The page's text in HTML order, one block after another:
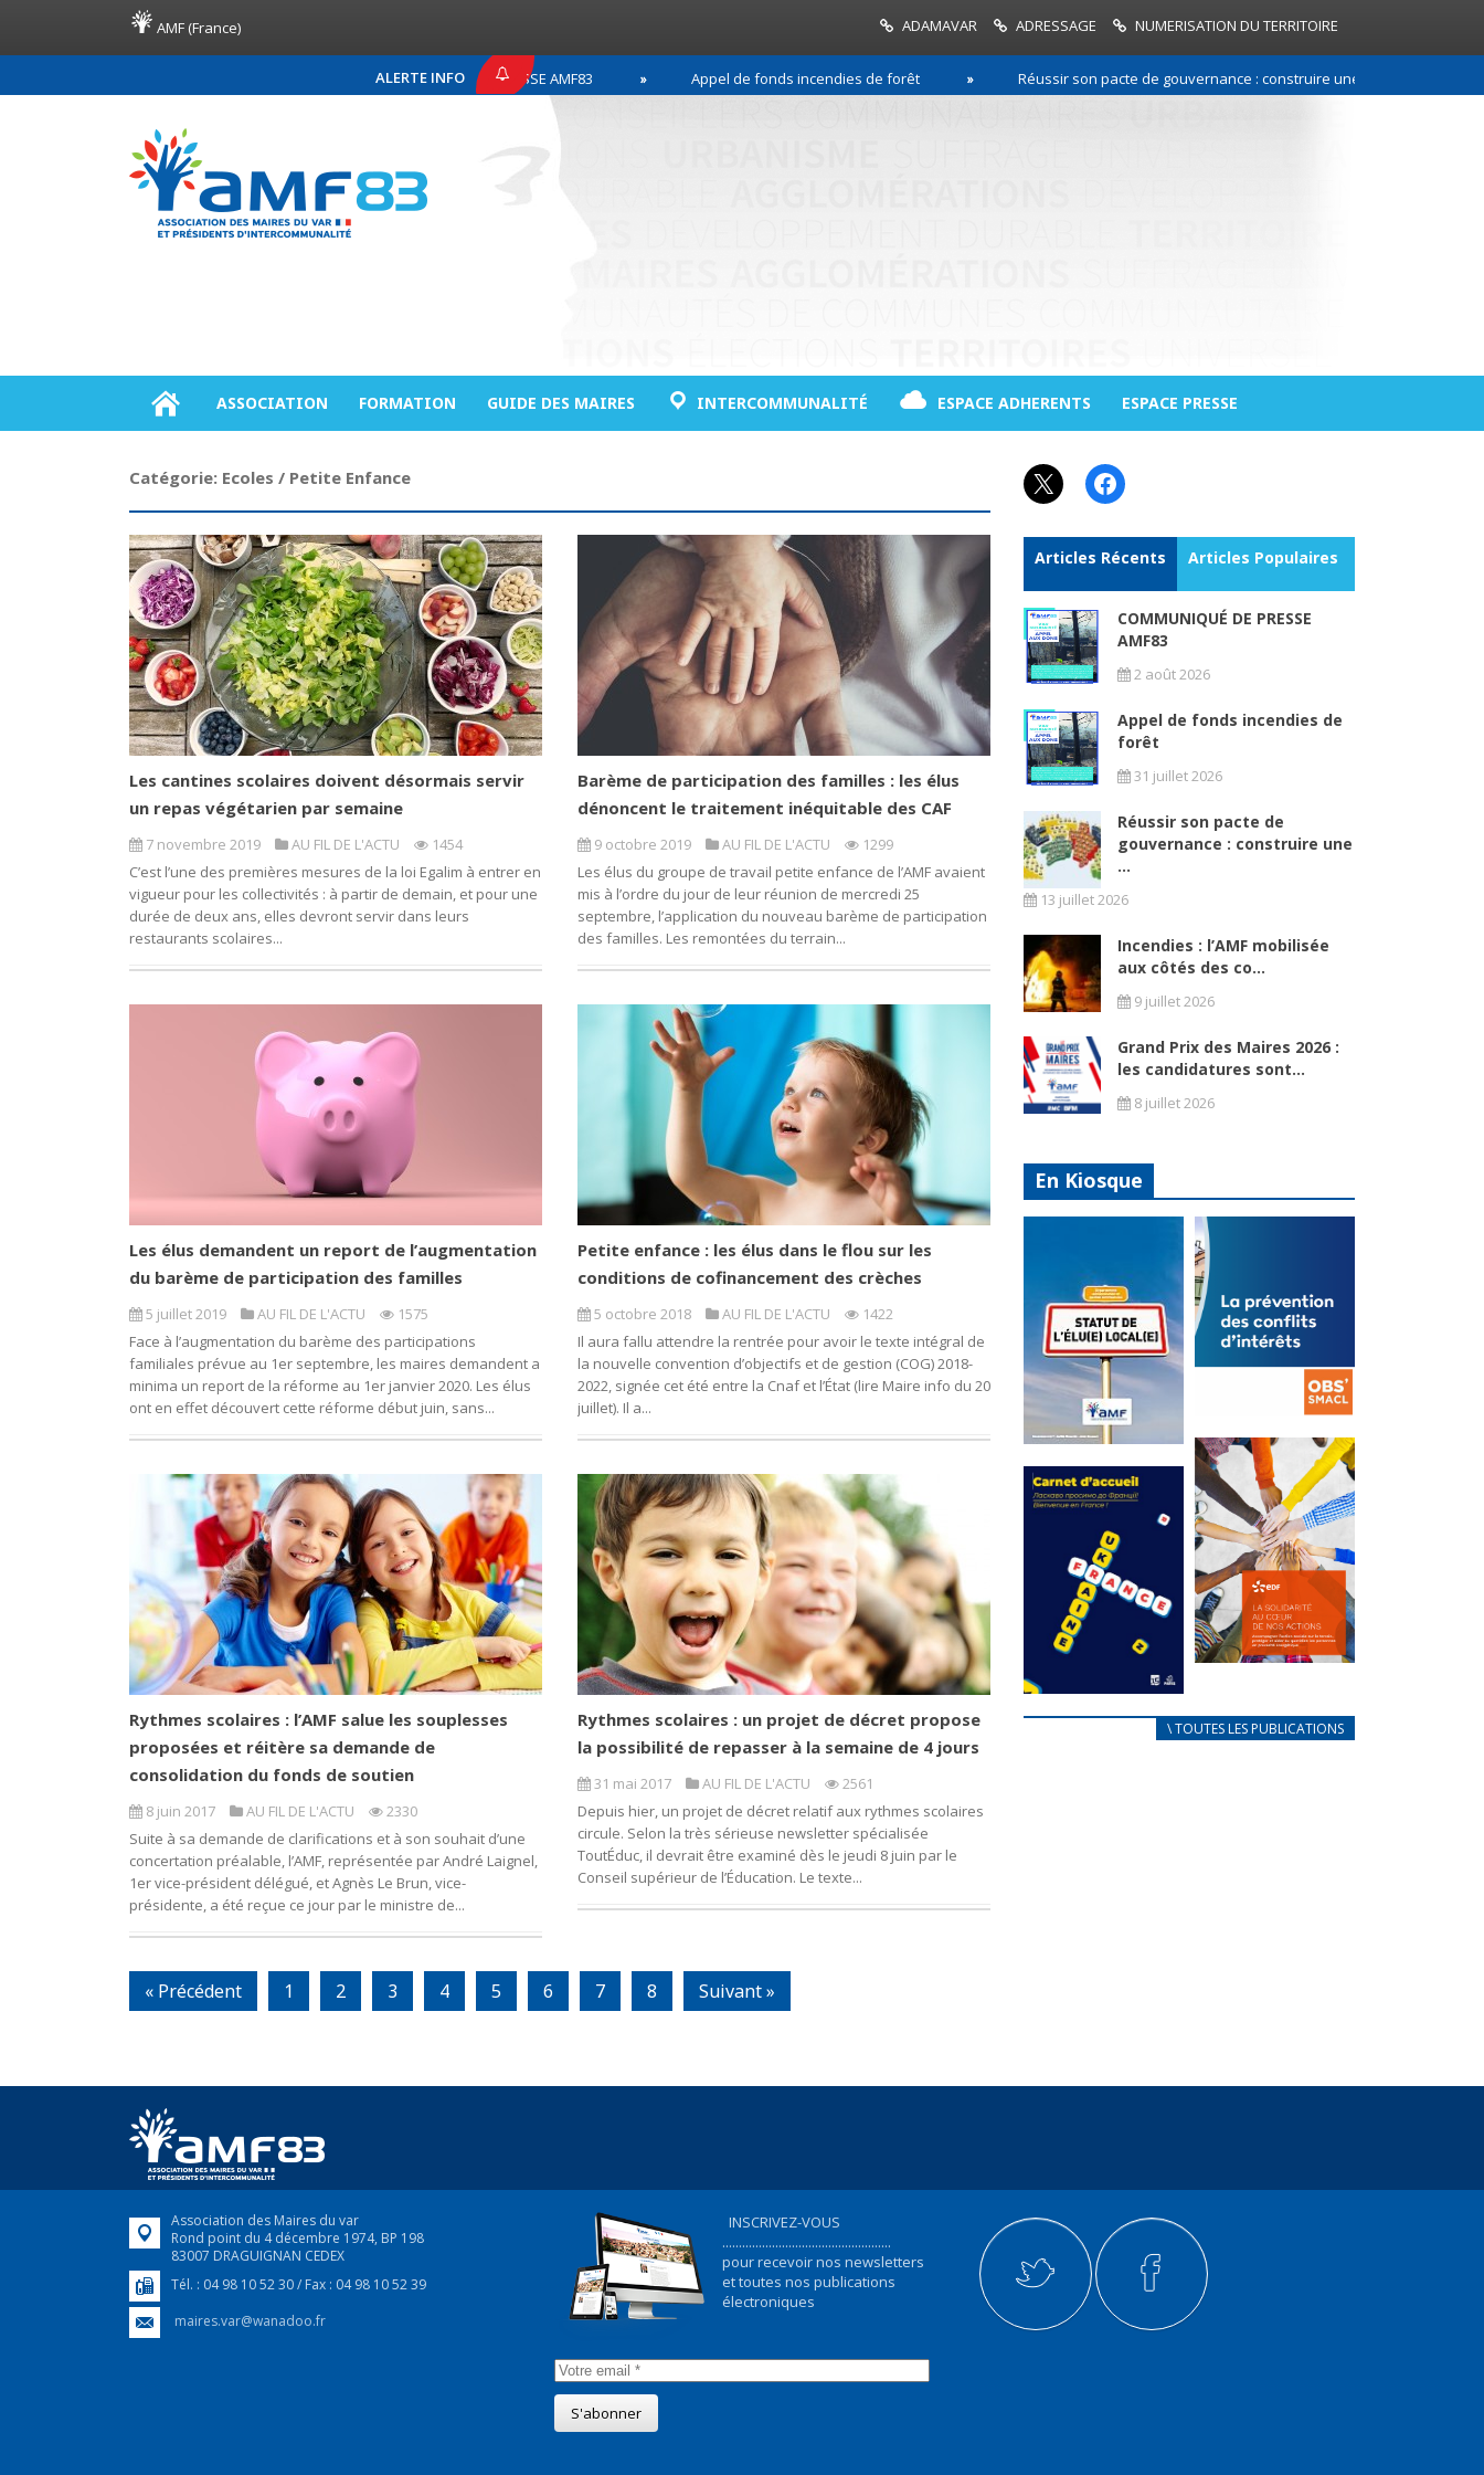
AMF (France) ADAMAVAR ADRESSAGE NUMERISATION DU TERRITOIRE
ALERTE INFO
COMMUNIQUÉ DE PRESSE AMF83 Appel de fonds incendies de forêt Réussir son pacte de gouvernance : construire une relation de confiance
ASSOCIATION FORMATION GUIDE DES MAIRES INTERCOMMUNALITÉ ESPACE ADHERENTS ESPACE PRESSE
Catégorie: Ecoles / Petite Enfance
Les cantines scolaires doivent désormais servir
un repas végétarien par semaine
7 novembre 2019 AU FIL DE L'ACTU
1454
C’est l’une des premières mesures de la loi Egalim à entrer en
vigueur pour les collectivités : à partir de demain, et pour une
durée de deux ans, elles devront servir dans leurs
restaurants scolaires...
Barème de participation des familles : les élus
dénoncent le traitement inéquitable des CAF
9 octobre 2019 AU FIL DE L'ACTU
1299
Les élus du groupe de travail petite enfance de l’AMF avaient
mis à l’ordre du jour de leur réunion de mercredi 25
septembre, l’application du nouveau barème de participation
des familles. Les remontées du terrain...
Les élus demandent un report de l’augmentation
du barème de participation des familles
5 juillet 2019 AU FIL DE L'ACTU
1575
Face à l’augmentation du barème des participations
familiales prévue au 1er septembre, les maires demandent a
minima un report de la réforme au 1er janvier 2020. Les élus
ont en effet découvert cette réforme début juin, sans...
Petite enfance : les élus dans le flou sur les
conditions de cofinancement des crèches
5 octobre 2018 AU FIL DE L'ACTU
1422
Il aura fallu attendre la rentrée pour avoir le texte intégral de
la nouvelle convention d’objectifs et de gestion (COG) 2018-
2022, signée cet été entre la Cnaf et l’État (lire Maire info du 20
juillet). Il a...
Rythmes scolaires : l’AMF salue les souplesses
proposées et réitère sa demande de
consolidation du fonds de soutien
8 juin 2017 AU FIL DE L'ACTU
2330
Suite à sa demande de clarifications et à son souhait d’une
concertation préalable, l’AMF, représentée par André Laignel,
1er vice-président délégué, et Agnès Le Brun, vice-
présidente, a été reçue ce jour par le ministre de...
Rythmes scolaires : un projet de décret propose
la possibilité de repasser à la semaine de 4 jours
31 mai 2017 AU FIL DE L'ACTU
2561
Depuis hier, un projet de décret relatif aux rythmes scolaires
circule. Selon la très sérieuse newsletter spécialisée
ToutÉduc, il devrait être examiné dès le jeudi 8 juin par le
Conseil supérieur de l’Éducation. Le texte...
« Précédent 1 2 3 4 5 6 7 8 Suivant »
X Facebook
Articles Récents Articles Populaires
COMMUNIQUÉ DE PRESSE
AMF83
2 août 2026
Appel de fonds incendies de
forêt
31 juillet 2026
Réussir son pacte de
gouvernance : construire une
...
13 juillet 2026
Incendies : l’AMF mobilisée
aux côtés des co...
9 juillet 2026
Grand Prix des Maires 2026 :
les candidatures sont...
8 juillet 2026
En Kiosque
Statut de
l’élu local
Mise à jour avril
2024
FEUILLETER
La
prévention
des conflits
d’intérêts
18 septembre 2023
FEUILLETER
au coeur de
nos actions
\ TOUTES LES PUBLICATIONS
Association des Maires du var
Rond point du 4 décembre 1974, BP 198
83007 DRAGUIGNAN CEDEX
Tél. : 04 98 10 52 30 / Fax : 04 98 10 52 39
maires.var@wanadoo.fr
INSCRIVEZ-VOUS
...................................................
pour recevoir nos newsletters
et toutes nos publications
électroniques